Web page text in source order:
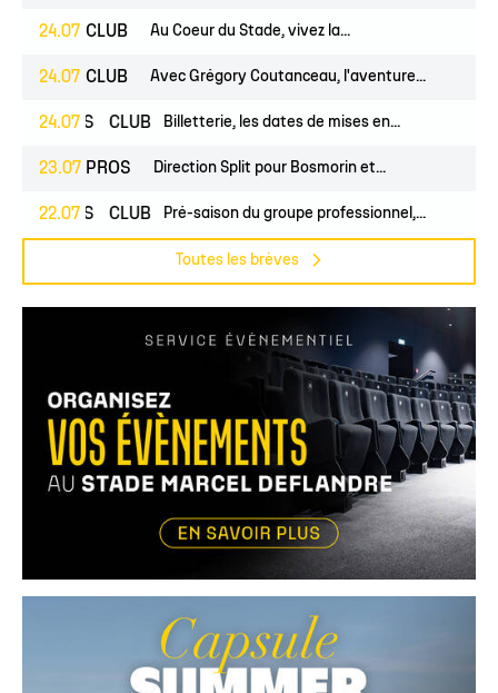
24.07 CLUB Au Coeur du Stade, vivez la...
24.07 CLUB Avec Grégory Coutanceau, l'aventure...
24.07
PROS CLUB Billetterie, les dates de mises en...
23.07 PROS Direction Split pour Bosmorin et...
22.07
PROS CLUB Pré-saison du groupe professionnel,...
Toutes les brèves